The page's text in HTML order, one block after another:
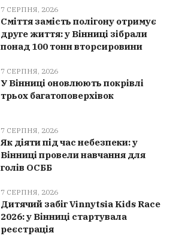
7 СЕРПНЯ, 2026
Сміття замість полігону отримує
друге життя: у Вінниці зібрали
понад 100 тонн вторсировини
7 СЕРПНЯ, 2026
У Вінниці оновлюють покрівлі
трьох багатоповерхівок
7 СЕРПНЯ, 2026
Як діяти під час небезпеки: у
Вінниці провели навчання для
голів ОСББ
7 СЕРПНЯ, 2026
Дитячий забіг Vinnytsia Kids Race
2026: у Вінниці стартувала
реєстрація